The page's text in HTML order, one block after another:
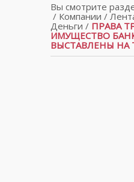
Вы смотрите
/ Компании /
Деньги / ПРАВА
ИМУЩЕСТВО
ВЫСТАВЛЕНЫ НА